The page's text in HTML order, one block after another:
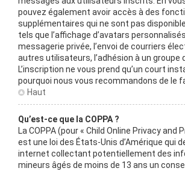
pouvez également avoir accès à des
supplémentaires qui ne sont pas
tels que l’affichage d’avatars
messagerie privée, l’envoi de courriers
autres utilisateurs, l’adhésion à un groupe
L’inscription ne vous prend qu’un court
pourquoi nous vous recommandons de le
Haut
Qu’est-ce que la COPPA ?
La COPPA (pour « Child Online Privacy and
est une loi des États-Unis d’Amérique qui
internet collectant potentiellement des
mineurs âgés de moins de 13 ans un